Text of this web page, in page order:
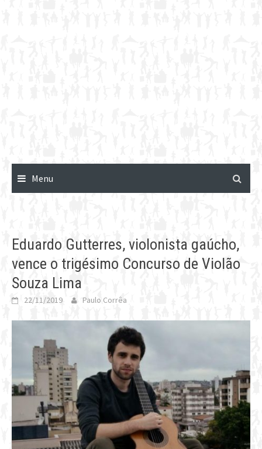
Menu
Eduardo Gutterres, violonista gaúcho,
vence o trigésimo Concurso de Violão
Souza Lima
22/11/2019 Paulo Corrêa